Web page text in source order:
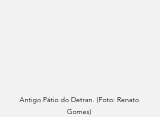
Antigo Pátio do Detran. (Foto: Renato
Gomes)